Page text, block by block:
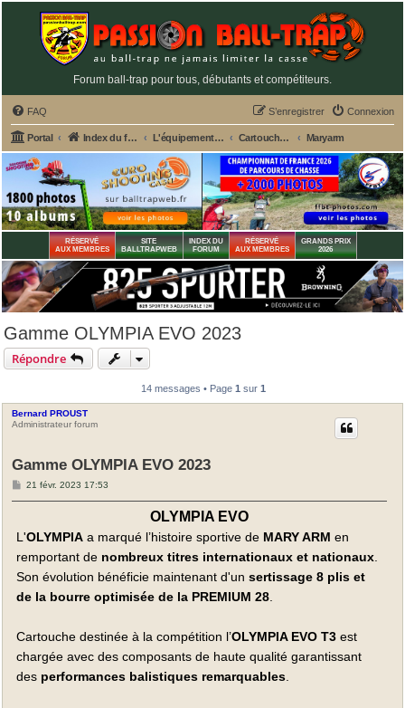
Forum ball-trap pour tous, débutants et compétiteurs.
FAQ Connexion
S’enregistrer
Portal Index du forum L'équipement du tireur de ball-trap Cartouches ball-trap Maryarm
RÉSERVÉ
AUX MEMBRES
SITE
BALLTRAPWEB
INDEX DU
FORUM
RÉSERVÉ
AUX MEMBRES
GRANDS PRIX
2026
Gamme OLYMPIA EVO 2023
Répondre
14 messages • Page 1 sur 1
Bernard PROUST
Administrateur forum
Gamme OLYMPIA EVO 2023
M
g
21 févr. 2023 17:53
OLYMPIA EVO
L'OLYMPIA a marqué l’histoire sportive de MARY ARM en
remportant de nombreux titres internationaux et nationaux
Son évolution bénéficie maintenant d'un sertissage 8 plis et
de la bourre optimisée de la PREMIUM 28
Cartouche destinée à la compétition l’OLYMPIA EVO T3 est
chargée avec des composants de haute qualité garantissant
des performances balistiques remarquables